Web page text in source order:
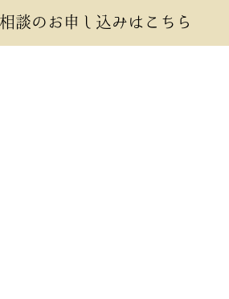
談のお申し込みはこちら